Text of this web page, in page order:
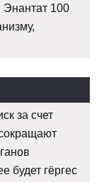
Энантат 100
за счет
будет гёргес